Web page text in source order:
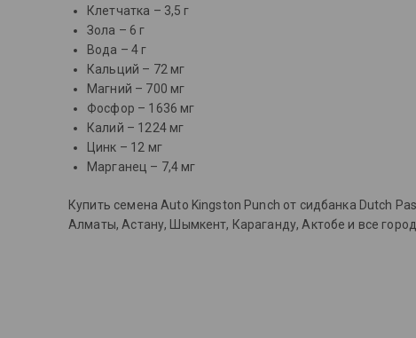
Клетчатка – 3,5 г
Зола – 6 г
Вода – 4 г
Кальций – 72 мг
Магний – 700 мг
Фосфор – 1636 мг
Калий – 1224 мг
Цинк – 12 мг
Марганец – 7,4 мг
Купить семена Auto Kingston Punch от сидбанка Dutch
Алматы, Астану, Шымкент, Караганду, Актобе и все